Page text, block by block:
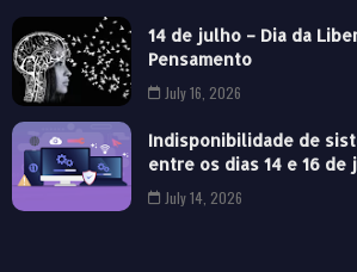
14 de julho – Dia da
Pensamento
July 16, 2026
Indisponibilidade de
entre os dias 14 e 16 de
July 14, 2026